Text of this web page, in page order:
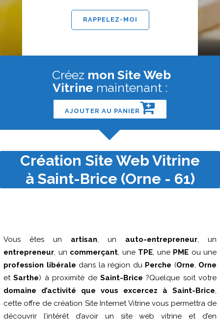
Créez mon Site Web
Vitrine maintenant :
AJOUTER AU PANIER
Création Site Web Vitrine
à Saint-Brice (Orne - 61)
Vous êtes un artisan, un auto-entrepreneur, un
entrepreneur, un commerçant, une TPE, une PME ou une
profession libérale dans la région du Perche (Orne, Orne
etSarthe) à proximité de Saint-Brice ?Quelque soit votre
domaine d’activité que vous excercez à Saint-Brice,
cette offre de création Site Internet Vitrine vous permettra de
découvrir l’intérêt d’avoir un site web vitrine et d’en